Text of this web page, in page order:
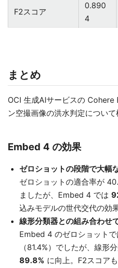
F2スコア
0.890
4
まとめ
OCI 生成AIサービスの
ン空撮画像の洪水判定について
Embed 4 の効果
ゼロショットの段階で大幅
ゼロショットの適合率が
ましたが、Embed 4 では
込みモデルの世代交代の効
線形分類器との組み合わせ
Embed 4 のゼロショット
（81.4%）でしたが、線形
89.8% に向上。F2スコアも